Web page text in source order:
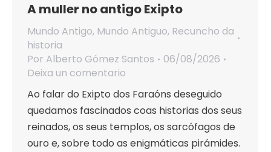
A muller no antigo Exipto
Mundo Antigo, Mundo Antiguo, Recuncho da
historia
Por Alberto Gómez Santos
06/08/2026
Deixa un comentario
Ao falar do Exipto dos Faraóns deseguido
quedamos fascinados coas historias dos seus
reinados, os seus templos, os sarcófagos de
ouro e, sobre todo as enigmáticas pirámides.